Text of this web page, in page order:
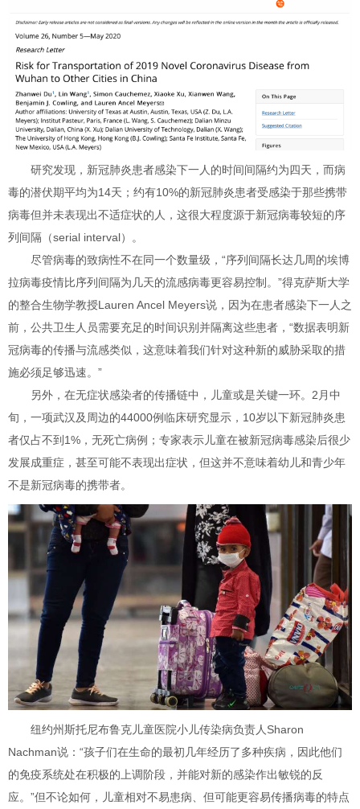
研究发现，新冠肺炎患者感染下一人的时间间隔约为四天，而病
毒的潜伏期平均为14天；约有10%的新冠肺炎患者受感染于那些携带
病毒但并未表现出不适症状的人，这很大程度源于新冠病毒较短的序
列间隔（serial interval）。
尽管病毒的致病性不在同一个数量级，“序列间隔长达几周的埃博
拉病毒疫情比序列间隔为几天的流感病毒更容易控制。”得克萨斯大学
的整合生物学教授Lauren Ancel Meyers说，因为在患者感染下一人之
前，公共卫生人员需要充足的时间识别并隔离这些患者，“数据表明新
冠病毒的传播与流感类似，这意味着我们针对这种新的威胁采取的措
施必须足够迅速。”
另外，在无症状感染者的传播链中，儿童或是关键一环。2月中
旬，一项武汉及周边的44000例临床研究显示，10岁以下新冠肺炎患
者仅占不到1%，无死亡病例；专家表示儿童在被新冠病毒感染后很少
发展成重症，甚至可能不表现出症状，但这并不意味着幼儿和青少年
不是新冠病毒的携带者。
纽约州斯托尼布鲁克儿童医院小儿传染病负责人Sharon
Nachman说：“孩子们在生命的最初几年经历了多种疾病，因此他们
的免疫系统处在积极的上调阶段，并能对新的感染作出敏锐的反
应。”但不论如何，儿童相对不易患病、但可能更容易传播病毒的特点